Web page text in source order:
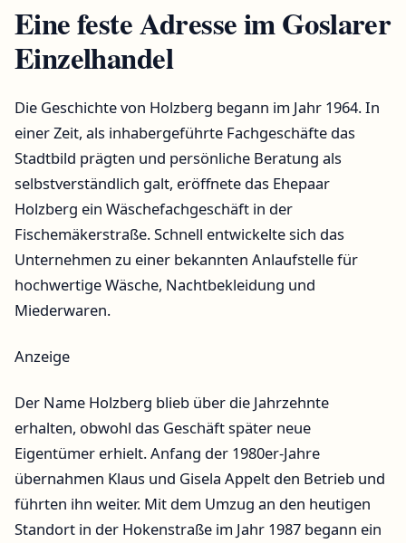
Eine feste Adresse im Goslarer
Einzelhandel
Die Geschichte von Holzberg begann im Jahr 1964. In
einer Zeit, als inhabergeführte Fachgeschäfte das
Stadtbild prägten und persönliche Beratung als
selbstverständlich galt, eröffnete das Ehepaar
Holzberg ein Wäschefachgeschäft in der
Fischemäkerstraße. Schnell entwickelte sich das
Unternehmen zu einer bekannten Anlaufstelle für
hochwertige Wäsche, Nachtbekleidung und
Miederwaren.
Anzeige
Der Name Holzberg blieb über die Jahrzehnte
erhalten, obwohl das Geschäft später neue
Eigentümer erhielt. Anfang der 1980er-Jahre
übernahmen Klaus und Gisela Appelt den Betrieb und
führten ihn weiter. Mit dem Umzug an den heutigen
Standort in der Hokenstraße im Jahr 1987 begann ein